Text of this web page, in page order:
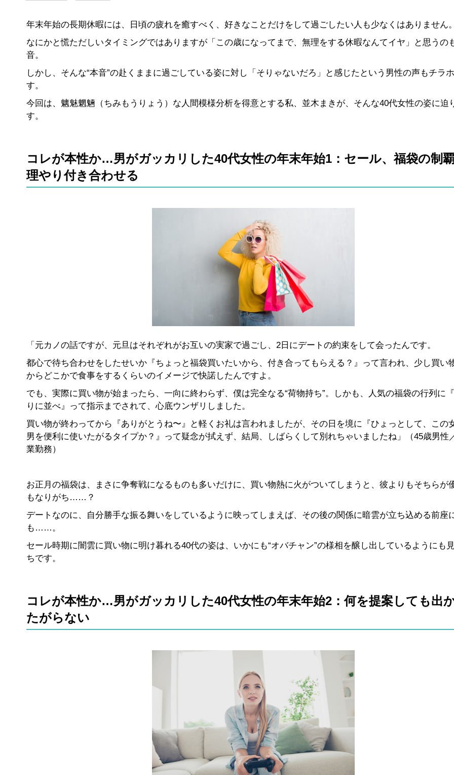
年末年始の長期休暇には、日頃の疲れを癒すべく、好きなことだけをして過ごしたい人も少なくはありません
なにかと慌ただしいタイミングではありますが「この歳になってまで、無理をする休暇なんてイヤ」と思うの
音。
しかし、そんな“本音”の赴くままに過ごしている姿に対し「そりゃないだろ」と感じたという男性の声もチラ
す。
今回は、魑魅魍魎（ちみもうりょう）な人間模様分析を得意とする私、並木まきが、そんな40代女性の姿に迫
す。
コレが本性か…男がガッカリした40代女性の年末年始1：セール、福袋の制
理やり付き合わせる
「元カノの話ですが、元旦はそれぞれがお互いの実家で過ごし、2日にデートの約束をして会ったんです。
都心で待ち合わせをしたせいか『ちょっと福袋買いたいから、付き合ってもらえる？』って言われ、少し買い
からどこかで食事をするくらいのイメージで快諾したんですよ。
でも、実際に買い物が始まったら、一向に終わらず、僕は完全なる“荷物持ち”。しかも、人気の福袋の行列に
りに並べ』って指示までされて、心底ウンザリしました。
買い物が終わってから『ありがとうね〜』と軽くお礼は言われましたが、その日を境に『ひょっとして、この
男を便利に使いたがるタイプか？』って疑念が拭えず、結局、しばらくして別れちゃいましたね」（45歳男性
業勤務）
お正月の福袋は、まさに争奪戦になるものも多いだけに、買い物熱に火がついてしまうと、彼よりもそちらが
もなりがち……？
デートなのに、自分勝手な振る舞いをしているように映ってしまえば、その後の関係に暗雲が立ち込める前座
も……。
セール時期に闇雲に買い物に明け暮れる40代の姿は、いかにも“オバチャン”の様相を醸し出しているようにも
ちです。
コレが本性か…男がガッカリした40代女性の年末年始2：何を提案しても出
たがらない